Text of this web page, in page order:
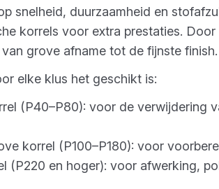
snelheid, duurzaamheid en
korrels voor extra prestaties.
grove afname tot de fijnste finish.
elke klus het geschikt is:
(P40–P80): voor de verwijdering
korrel (P100–P180): voor
(P220 en hoger): voor afwerking,